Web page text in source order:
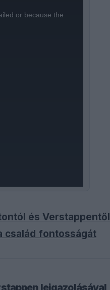
or because the
és Verstappentől
család fontosságát
leigazolásával